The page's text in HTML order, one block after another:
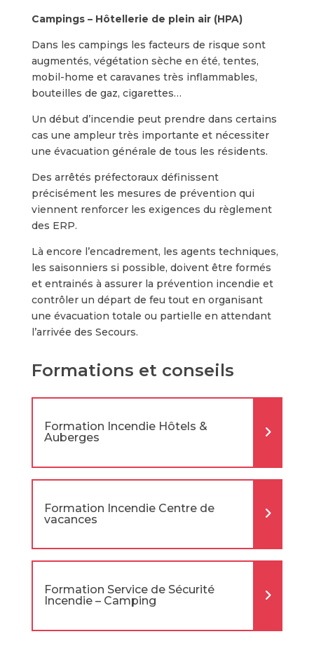
Campings – Hôtellerie de plein air (HPA)
Dans les campings les facteurs de risque sont
augmentés, végétation sèche en été, tentes,
mobil-home et caravanes très inflammables,
bouteilles de gaz, cigarettes…
Un début d’incendie peut prendre dans certains
cas une ampleur très importante et nécessiter
une évacuation générale de tous les résidents.
Des arrêtés préfectoraux définissent
précisément les mesures de prévention qui
viennent renforcer les exigences du règlement
des ERP.
Là encore l’encadrement, les agents techniques,
les saisonniers si possible, doivent être formés
et entrainés à assurer la prévention incendie et
contrôler un départ de feu tout en organisant
une évacuation totale ou partielle en attendant
l’arrivée des Secours.
Formations et conseils
Formation Incendie Hôtels &
Auberges
Formation Incendie Centre de
vacances
Formation Service de Sécurité
Incendie – Camping